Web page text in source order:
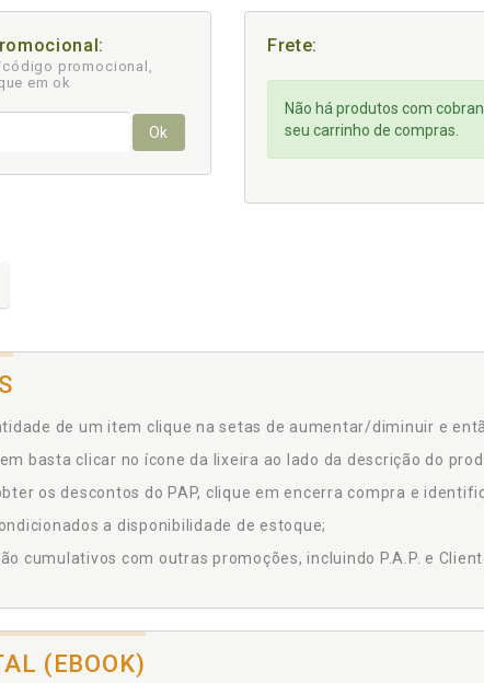
promocional,
em ok
Ok
Frete:
Não há produtos com
seu carrinho de compras.
de um item clique na setas de aumentar/diminuir e
basta clicar no ícone da lixeira ao lado da descrição do
os descontos do PAP, clique em encerra compra e
a disponibilidade de estoque;
cumulativos com outras promoções, incluindo P.A.P. e
(EBOOK)